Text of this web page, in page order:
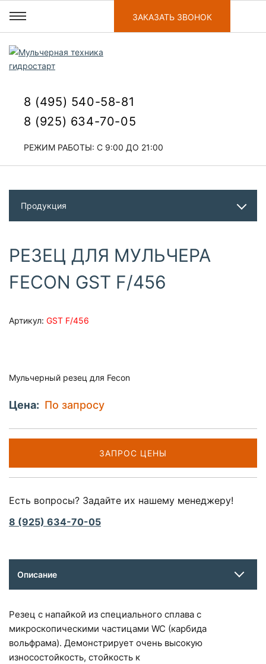
8 (495) 540-58-81
8 (925) 634-70-05
РЕЖИМ РАБОТЫ: С 9:00 ДО 21:00
ЗАКАЗАТЬ ЗВОНОК
Продукция
РЕЗЕЦ ДЛЯ МУЛЬЧЕРА
FECON GST F/456
Артикул: GST F/456
Мульчерный резец для Fecon
Цена: По запросу
ЗАПРОС ЦЕНЫ
Есть вопросы? Задайте их нашему менеджеру!
8 (925) 634-70-05
Описание
Резец c напайкой из специального сплава с
микроскопическими частицами WC (карбида
вольфрама). Демонстрирует очень высокую
износостойкость, стойкость к